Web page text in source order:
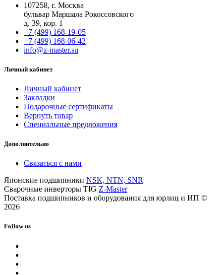
107258, г. Москва
бульвар Маршала Рокоссовского
д. 39, кор. 1
+7 (499) 168-19-05
+7 (499) 168-06-42
info@z-master.su
Личный кабинет
Личный кабинет
Закладки
Подарочные сертификаты
Вернуть товар
Специальные предложения
Дополнительно
Связаться с нами
Японские подшипники NSK, NTN, SNR
Сварочные инверторы TIG Z-Master
Поставка подшипников и оборудования для юрлиц и ИП ©
2026
Follow us